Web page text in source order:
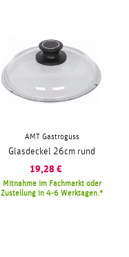
AMT Gastroguss
Glasdeckel 26cm rund
19,28 €
Mitnahme im Fachmarkt oder
Zustellung in 4-6 Werktagen.